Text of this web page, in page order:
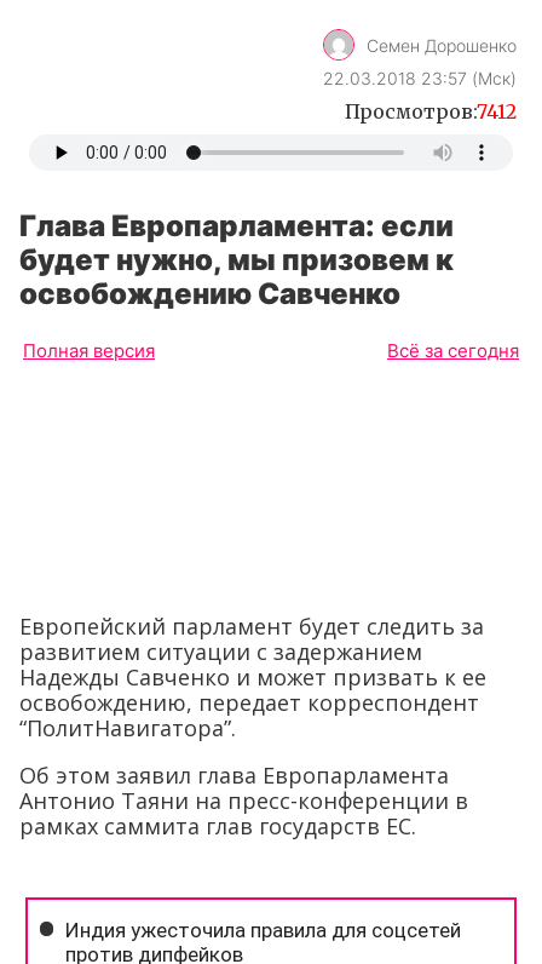
Семен Дорошенко
22.03.2018 23:57 (Мск)
Просмотров:7412
Глава Европарламента: если
будет нужно, мы призовем к
освобождению Савченко
Полная версия Всё за сегодня
Европейский парламент будет следить за
развитием ситуации с задержанием
Надежды Савченко и может призвать к ее
освобождению, передает корреспондент
“ПолитНавигатора”.
Об этом заявил глава Европарламента
Антонио Таяни на пресс-конференции в
рамках саммита глав государств ЕС.